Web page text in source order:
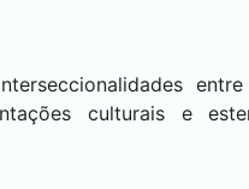
culturais e